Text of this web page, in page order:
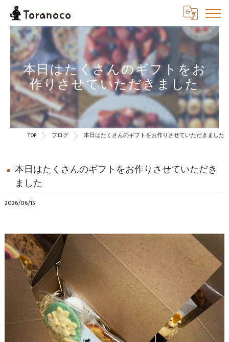
本日はたくさんのギフトをお
作りさせていただきました
TOP ブログ 本日はたくさんのギフトをお作りさせていただきました
本日はたくさんのギフトをお作りさせていただき
ました
2026/06/15